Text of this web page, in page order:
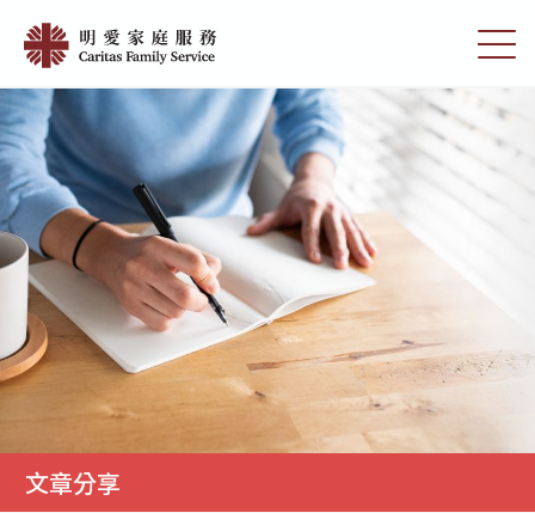
main
content
切
換
選
單
文
分
享
|
明
愛
家
庭
務
文章分享